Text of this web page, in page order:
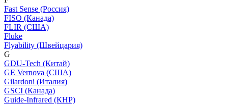
Fast Sense (Россия)
FISO (Канада)
FLIR (США)
Fluke
Flyability (Швейцария)
G
GDU-Tech (Китай)
GE Vernova (США)
Gilardoni (Италия)
GSCI (Канада)
Guide-Infrared (КНР)